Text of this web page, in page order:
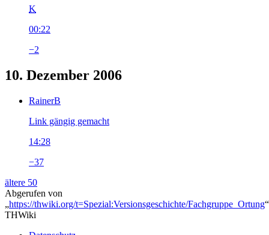
K
00:22
−2
10. Dezember 2006
RainerB
Link gängig gemacht
14:28
−37
ältere 50
Abgerufen von
„https://thwiki.org/t=Spezial:Versionsgeschichte/Fachgruppe_Ortung“
THWiki